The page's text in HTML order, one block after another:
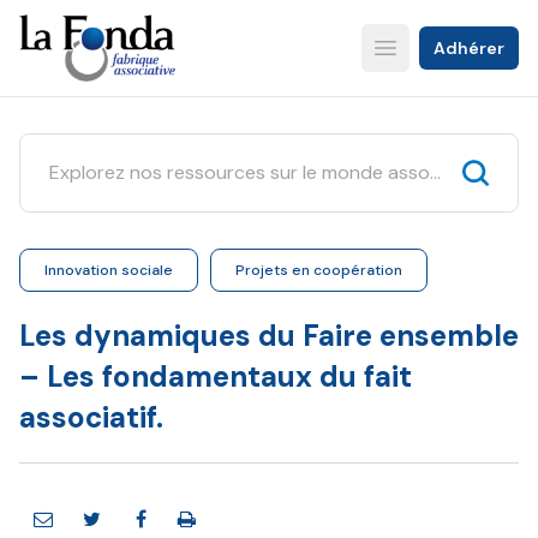
Aller
au
contenu
principal
Open main menu
Adhérer
Innovation sociale Projets en coopération
Les dynamiques du Faire ensemble
– Les fondamentaux du fait
associatif.